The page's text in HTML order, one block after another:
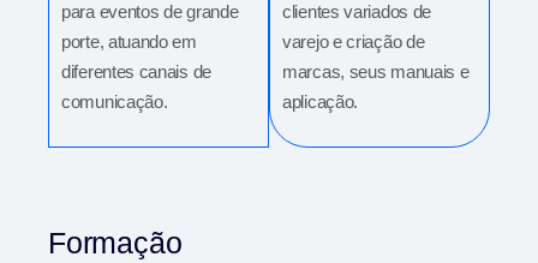
para eventos de grande
porte, atuando em
diferentes canais de
comunicação.
clientes variados de
varejo e criação de
marcas, seus manuais e
aplicação.
Formação